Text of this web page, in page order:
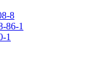
8
86-1
1